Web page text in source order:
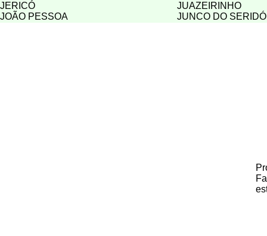
JERICÓ
JUAZEIRINHO
JOÃO PESSOA
JUNCO DO SERIDÓ